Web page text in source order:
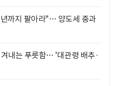
까지 팔아라"… 양도세 중과
내는 푸릇함… '대관령 배추·